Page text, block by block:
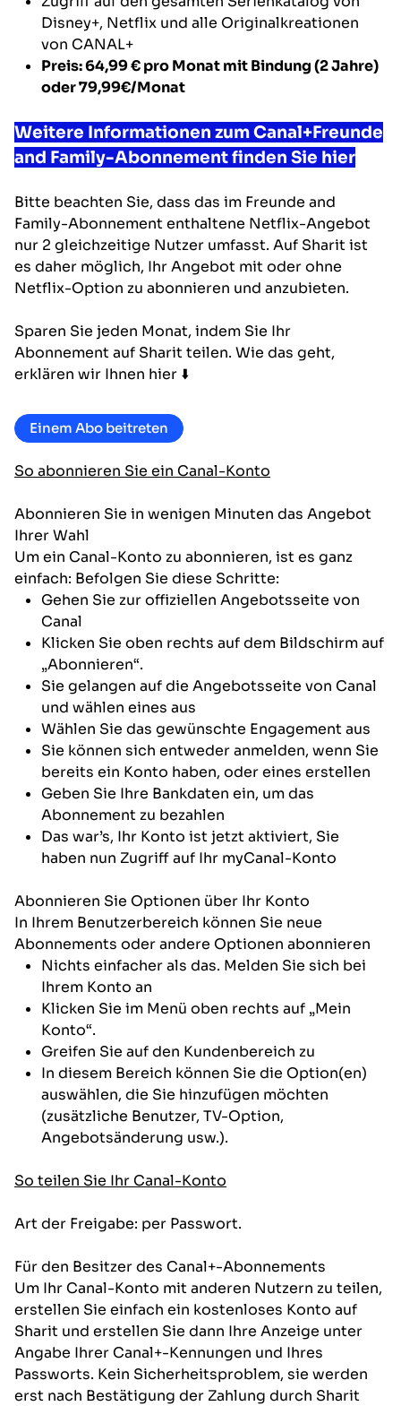
Disney+, Netflix und alle Originalkreationen
von CANAL+
Preis: 64,99 €pro Monat mit Bindung (2 Jahre)
oder79,99€/Monat
Weitere Informationen zum Canal+Freunde
and Family-Abonnement finden Sie hier
Bitte beachten Sie, dass das im Freunde and
Family-Abonnement enthaltene Netflix-Angebot
nur 2 gleichzeitige Nutzer umfasst. Auf Sharit ist
es daher möglich, Ihr Angebot mit oder ohne
Netflix-Option zu abonnieren und anzubieten.
Sparen Sie jeden Monat, indem Sie Ihr
Abonnement auf Sharit teilen. Wie das geht,
erklären wir Ihnen hier ⬇️
Einem Abo beitreten
So abonnieren Sie ein Canal-Konto
Abonnieren Sie in wenigen Minuten das Angebot
Ihrer Wahl
Um ein Canal-Konto zu abonnieren, ist es ganz
einfach: Befolgen Sie diese Schritte:
Gehen Sie zur offiziellen Angebotsseite von
Canal
Klicken Sie oben rechts auf dem Bildschirm auf
„Abonnieren“.
Sie gelangen auf die Angebotsseite von Canal
und wählen eines aus
Wählen Sie das gewünschte Engagement aus
Sie können sich entweder anmelden, wenn Sie
bereits ein Konto haben, oder eines erstellen
Geben Sie Ihre Bankdaten ein, um das
Abonnement zu bezahlen
Das war’s, Ihr Konto ist jetzt aktiviert, Sie
haben nun Zugriff auf Ihr myCanal-Konto
Abonnieren Sie Optionen über Ihr Konto
In Ihrem Benutzerbereich können Sie neue
Abonnements oder andere Optionen abonnieren
Nichts einfacher als das. Melden Sie sich bei
Ihrem Konto an
Klicken Sie im Menü oben rechts auf „Mein
Konto“.
Greifen Sie auf den Kundenbereich zu
In diesem Bereich können Sie die Option(en)
auswählen, die Sie hinzufügen möchten
(zusätzliche Benutzer, TV-Option,
Angebotsänderung usw.).
So teilen Sie Ihr Canal-Konto
Art der Freigabe: per Passwort.
Für den Besitzer des Canal+-Abonnements
Um Ihr Canal-Konto mit anderen Nutzern zu teilen,
erstellen Sie einfach ein kostenloses Konto auf
Sharit und erstellen Sie dann Ihre Anzeige unter
Angabe Ihrer Canal+-Kennungen und Ihres
Passworts. Kein Sicherheitsproblem, sie werden
erst nach Bestätigung der Zahlung durch Sharit